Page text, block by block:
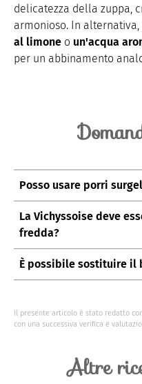
delicatezza della zuppa,
armonioso. In
al limone o un'acqua
per un abbinamento
Posso usare porri
Sì, i porri surgelati
scongelateli e scolateli
La Vichyssoise deve
fredda?
Tradizionalmente sì, ma
calda nei mesi più freddi.
È possibile sostituire il
tradizionale.
Il presente articolo è stato redatto
con una successiva verifica e
Altre